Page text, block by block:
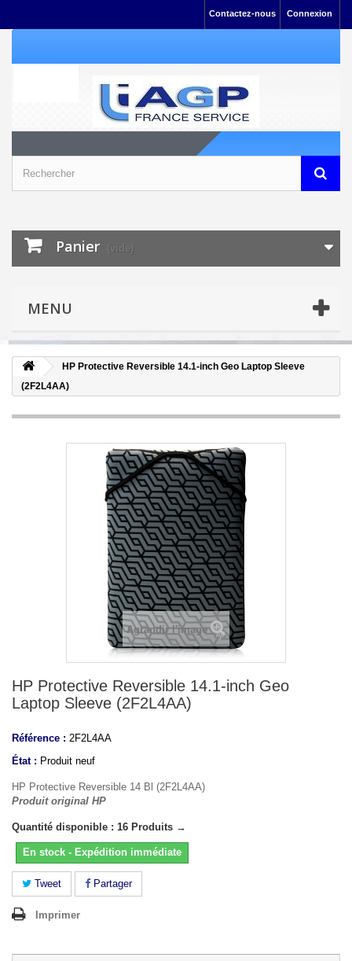
Connexion
Contactez-nous
Panier (vide)
MENU
HP Protective Reversible 14.1-inch Geo Laptop Sleeve
(2F2L4AA)
Agrandir l'image
HP Protective Reversible 14.1-inch Geo
Laptop Sleeve (2F2L4AA)
Référence : 2F2L4AA
État : Produit neuf
HP Protective Reversible 14 Bl (2F2L4AA)
Produit original HP
Quantité disponible : 16 Produits →
En stock - Expédition immédiate
Tweet Partager
Imprimer